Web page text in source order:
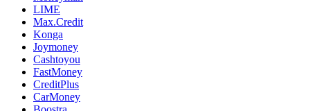
LIME
Max.Credit
Konga
Joymoney
Cashtoyou
FastMoney
CreditPlus
CarMoney